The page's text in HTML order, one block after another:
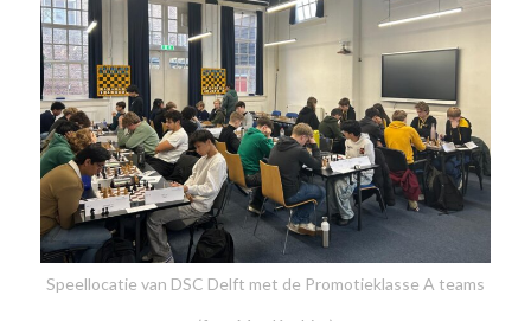
Speellocatie van DSC Delft met de Promotieklasse A teams